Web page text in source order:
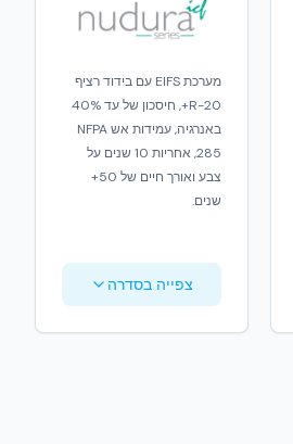
מערכת EIFS עם בידוד רציף
R-20+, חיסכון של עד 40%
באנרגיה, עמידות אש NFPA
285, אחריות 10 שנים על
צבע ואורך חיים של 50+
שנים.
צפייה בסדרה